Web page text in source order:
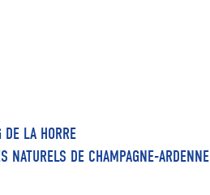
DE LA HORRE
NATURELS DE CHAMPAGNE-ARDENNE